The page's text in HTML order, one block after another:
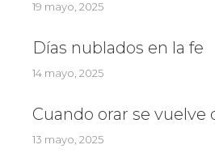
19 mayo, 2025
Días nublados en la fe
14 mayo, 2025
Cuando orar se vuelve
13 mayo, 2025